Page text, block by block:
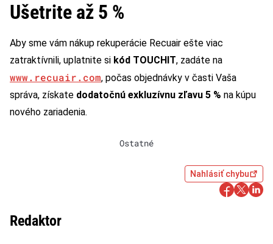
Ušetrite až 5 %
Aby sme vám nákup rekuperácie Recuair ešte viac
zatraktívnili, uplatnite si kód TOUCHIT, zadáte na
www.recuair.com, počas objednávky v časti Vaša
správa, získate dodatočnú exkluzívnu zľavu 5 % na kúpu
nového zariadenia.
Ostatné
Nahlásiť chybu
Redaktor